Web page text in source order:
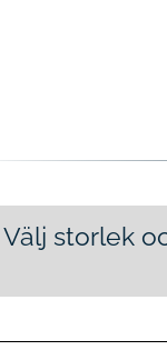
Välj storlek